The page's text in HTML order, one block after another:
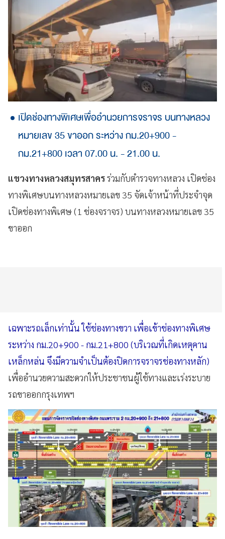
เปิดช่องทางพิเศษเพื่ออำนวยการจราจร บนทางหลวง
หมายเลข 35 ขาออก ระหว่าง กม.20+900 -​
กม.21+800​ เวลา 07.00 น. - 21.00 น.
แขวงทางหลวงสมุทรสาครร่วมกับตำรวจทางหลวง เปิดช่อง
ทางพิเศษบนทางหลวงหมายเลข 35 จัดเจ้าหน้าที่ประจำจุด
เปิดช่องทางพิเศษ​ (1​ ช่องจราจร)​ บนทางหลวงหมายเลข 35​
ขาออก
เฉพาะรถเล็กเท่านั้น ใช้ช่องทางขวา เพื่อเข้าช่องทางพิเศษ
ระหว่าง กม.20+900 -​ กม.21+800​ (บริเวณที่เกิดเหตุคาน
เหล็กหล่น จึงมีความจำเป็นต้องปิดการจราจรช่องทางหลัก)
เพื่ออำนวยความสะดวกให้ประชาชนผู้ใช้ทางและเร่งระบาย
รถขาออกกรุงเทพฯ